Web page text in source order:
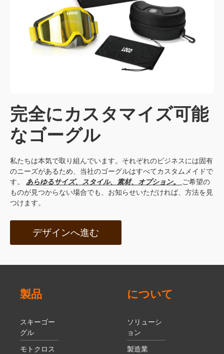
完全にカスタマイズ可能
なゴーグル
私たちは本気で取り組んでいます。それぞれのビジネスには固有
のニーズがあるため、当社のゴーグルはすべてカスタムメイドで
す。 あらゆるサイズ、スタイル、素材、オプション。
ご希望の
ものが見つからない場合でも、お知らせいただければ、方法を見
つけます。
デザインへ進む
製品
スキーゴー
グル
モトクロス
について
ソリューシ
ョン
製造業